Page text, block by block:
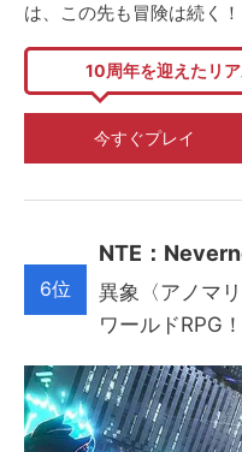
は、この先も冒険は続く！
10周年を迎えたリ
今すぐプレイ
6位
NTE：
異象〈アノマ
ワールドRPG！